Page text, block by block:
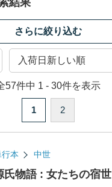
結果
57件中 1 - 30件を表示
1 2
行本 中世
氏物語 : 女たちの宿世